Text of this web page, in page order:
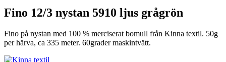
Fino 12/3 nystan 5910 ljus grågrön
Fino på nystan med 100 % merciserat bomull från Kinna textil. 50g
per härva, ca 335 meter. 60grader maskintvätt.